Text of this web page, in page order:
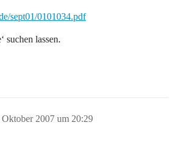
sept01/0101034.pdf
suchen lassen.
Oktober 2007 um 20:29